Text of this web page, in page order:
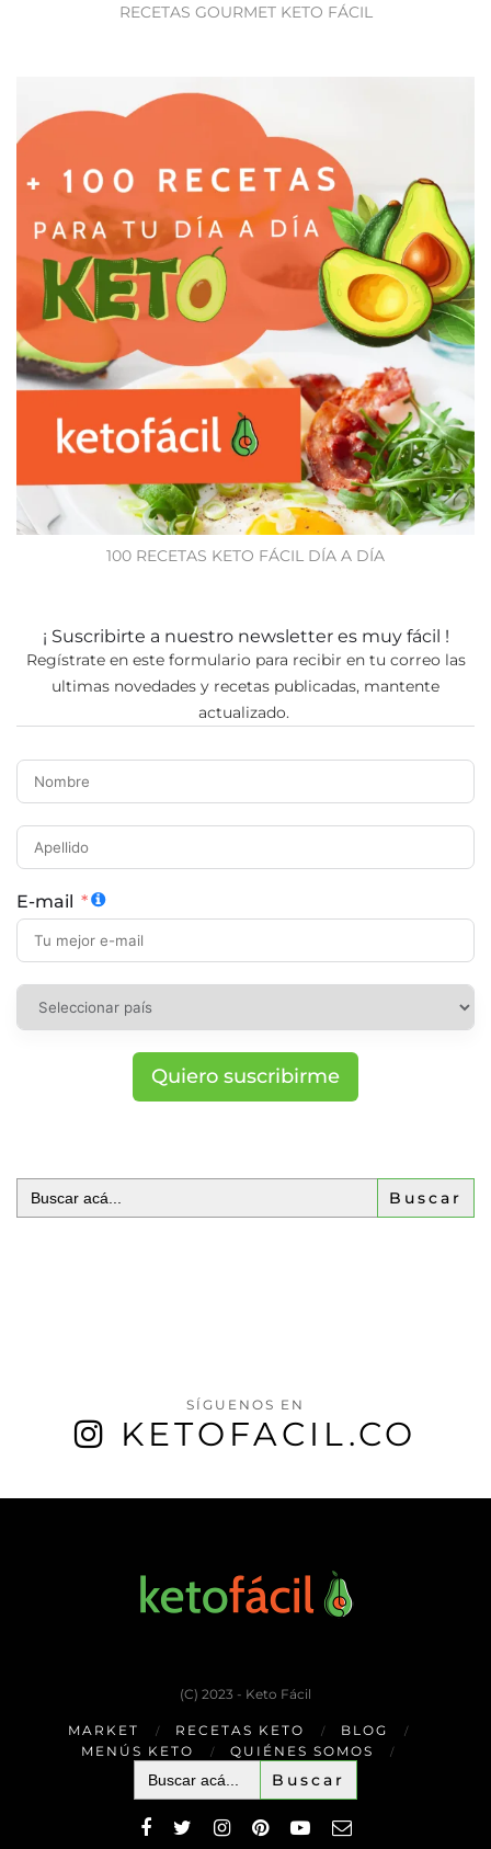
RECETAS GOURMET KETO FÁCIL
100 RECETAS KETO FÁCIL DÍA A DÍA
¡ Suscribirte a nuestro newsletter es muy fácil !
Regístrate en este formulario para recibir en tu correo las
ultimas novedades y recetas publicadas, mantente
actualizado.
E-mail
Quiero suscribirme
Buscar:
SÍGUENOS EN
KETOFACIL.CO
(C) 2023 - Keto Fácil
MARKET RECETAS KETO
BLOG
MENÚS KETO
QUIÉNES SOMOS
Buscar: